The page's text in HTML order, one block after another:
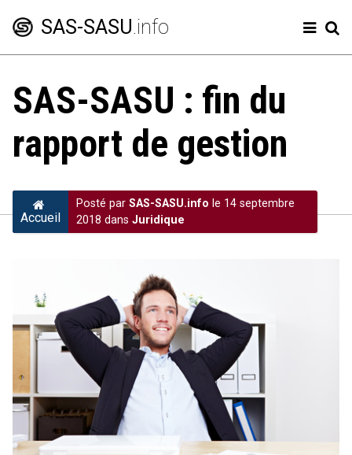
SAS-SASU.info
Créer une SAS
Comptes annuels
Frais professionnels
Charges sociales SAS et SASU
Dividendes
SAS-SASU : fin du
rapport de gestion
Accueil
Posté par SAS-SASU.info le 14 septembre
2018 dans Juridique